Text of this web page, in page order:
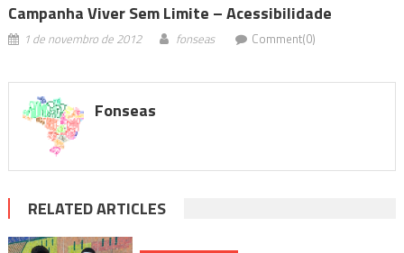
Campanha Viver Sem Limite – Acessibilidade
1 de novembro de 2012 fonseas Comment(0)
Fonseas
RELATED ARTICLES